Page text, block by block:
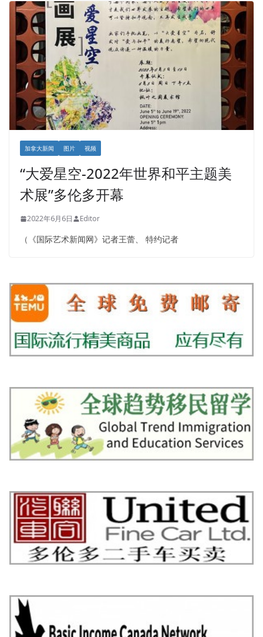
加拿大新闻 图片 视频
“大爱星空-2022年世界和平主题美
术展”多伦多开幕
2022年6月6日 Editor
（《国际艺术新闻网》记者王蕾、 特约记者